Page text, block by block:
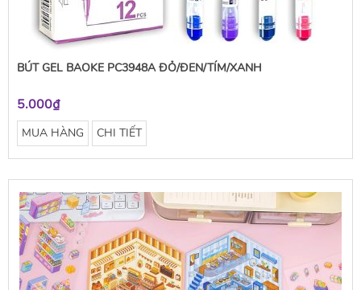
BÚT GEL BAOKE PC3948A ĐỎ/ĐEN/TÍM/XANH
5.000₫
MUA HÀNG CHI TIẾT